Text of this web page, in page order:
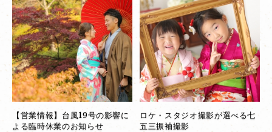
【営業情報】台風19号の影響に
よる臨時休業のお知らせ
ロケ・スタジオ撮影が選べる七
五三振袖撮影